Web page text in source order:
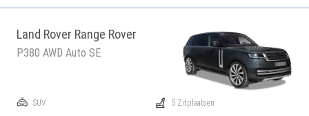
Land Rover Range Rover
P380 AWD Auto SE
SUV 5 Zitplaatsen